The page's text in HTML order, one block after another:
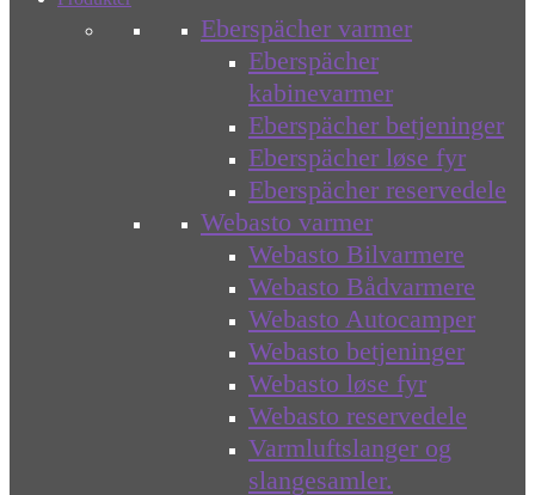
Eberspächer varmer
Eberspächer
kabinevarmer
Eberspächer betjeninger
Eberspächer løse fyr
Eberspächer reservedele
Webasto varmer
Webasto Bilvarmere
Webasto Bådvarmere
Webasto Autocamper
Webasto betjeninger
Webasto løse fyr
Webasto reservedele
Varmluftslanger og
slangesamler.